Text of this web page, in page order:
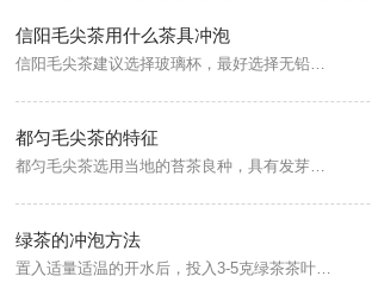
信阳毛尖茶用什么茶具冲泡
信阳毛尖茶建议选择玻璃杯，最好选择无铅的。玻璃茶具泡信阳毛尖在于散热较快，有利于水温的掌握，保持毛尖原有的风味特点。
都匀毛尖茶的特征
都匀毛尖茶选用当地的苔茶良种，具有发芽早、芽叶肥壮、茸毛多、持嫩性强的特性，内含成份丰富。都匀毛尖有“三绿透黄色”的特色，即干茶色泽绿中带黄，汤色绿中透黄，叶底绿中显黄。成品都匀毛尖色泽翠绿、外形匀整、白毫显露、条索卷曲、香气清嫩、滋味鲜浓、回味甘甜、汤色清澈、叶底明亮、芽头肥壮。
绿茶的冲泡方法
置入适量适温的开水后，投入3-5克绿茶茶叶，静待绿茶茶叶下沉，绿茶茶叶在杯中逐渐伸展，上下沉浮，汤明色绿，欣赏绿茶茶叶起浮及舒展的过程，待绿茶茶叶完全下沉后即可品饮。